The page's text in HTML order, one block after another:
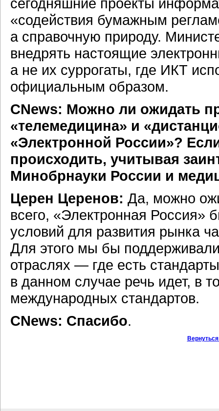
«содействия бумажным
а справочную природу.
внедрять настоящие
а не их суррогаты, где ИКТ
официальным образом.
СNews: Можно ли ожидать
«телемедицина» и
«Электронной России»?
происходить, учитывая
Минобрнауки России и
Церен Церенов: Да, можно
всего, «Электронная Россия»
условий для развития рынка
Для этого мы бы
отраслях — где есть
в данном случае речь идет, в
международных стандартов.
CNews: Спасибо.